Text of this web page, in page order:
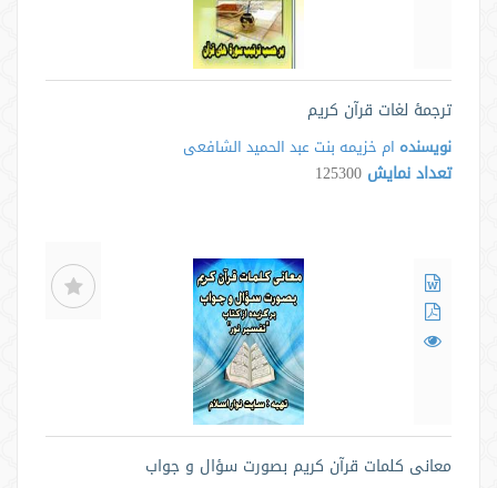
ترجمۀ لغات قرآن کريم
نویسنده ام خزیمه بنت عبد الحمید الشافعی
تعداد نمایش 125300
معانی کلمات قرآن کریم بصورت سؤال و جواب